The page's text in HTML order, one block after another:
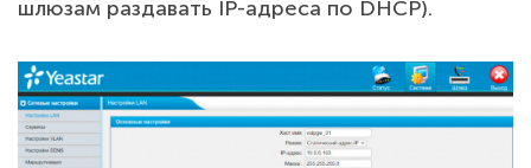
шлюзам раздавать IP-адреса по DHCP).